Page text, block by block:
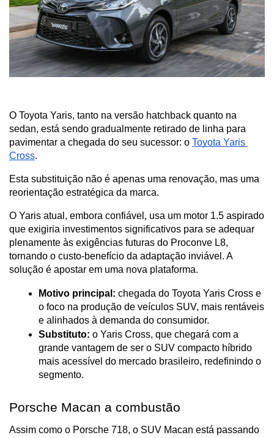
O Toyota Yaris, tanto na versão hatchback quanto na
sedan, está sendo gradualmente retirado de linha para
pavimentar a chegada do seu sucessor: o Toyota Yaris
Cross.
Esta substituição não é apenas uma renovação, mas uma
reorientação estratégica da marca.
O Yaris atual, embora confiável, usa um motor 1.5 aspirado
que exigiria investimentos significativos para se adequar
plenamente às exigências futuras do Proconve L8,
tornando o custo-benefício da adaptação inviável. A
solução é apostar em uma nova plataforma.
Motivo principal: chegada do Toyota Yaris Cross e
o foco na produção de veículos SUV, mais rentáveis
e alinhados à demanda do consumidor.
Substituto: o Yaris Cross, que chegará com a
grande vantagem de ser o SUV compacto híbrido
mais acessível do mercado brasileiro, redefinindo o
segmento.
Porsche Macan a combustão
Assim como o Porsche 718, o SUV Macan está passando